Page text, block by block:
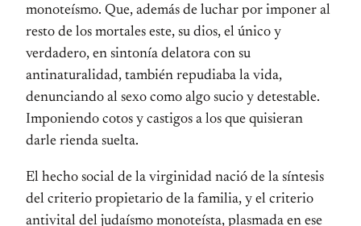
monoteísmo. Que, además de luchar por imponer al
resto de los mortales este, su dios, el único y
verdadero, en sintonía delatora con su
antinaturalidad, también repudiaba la vida,
denunciando al sexo como algo sucio y detestable.
Imponiendo cotos y castigos a los que quisieran
darle rienda suelta.
El hecho social de la virginidad nació de la síntesis
del criterio propietario de la familia, y el criterio
antivital del judaísmo monoteísta, plasmada en ese